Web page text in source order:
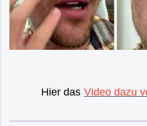
Hier das Video dazu